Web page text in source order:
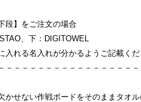
段】をご注文の場合
、下：DIGITOWEL
入れる名入れが分かるようご記載くだ
－－－－－－－－－－－－－－－－－
かせない作戦ボードをそのままタオ